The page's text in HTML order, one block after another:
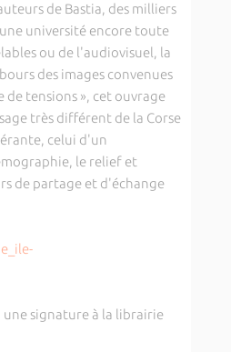
de Bastia, des milliers
université encore toute
ou de l'audiovisuel, la
des images convenues
de tensions », cet ouvrage
très différent de la Corse
celui d'un
le relief et
de partage et d'échange
une signature à la librairie